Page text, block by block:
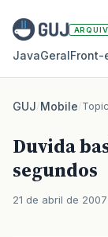
JavaGeral
GUJ/Mobile/
Duvida
segundos
21 de abril de 2007